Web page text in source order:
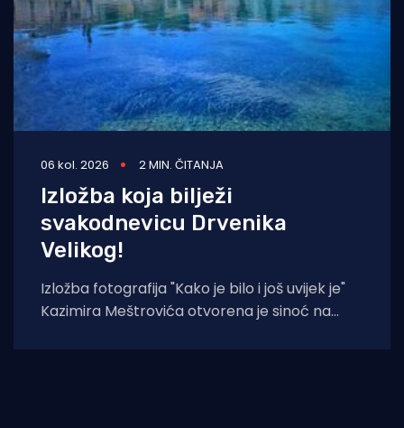
06 kol. 2026 2 MIN. ČITANJA
Izložba koja bilježi
svakodnevicu Drvenika
Velikog!
Izložba fotografija "Kako je bilo i još uvijek je"
Kazimira Meštrovića otvorena je sinoć na